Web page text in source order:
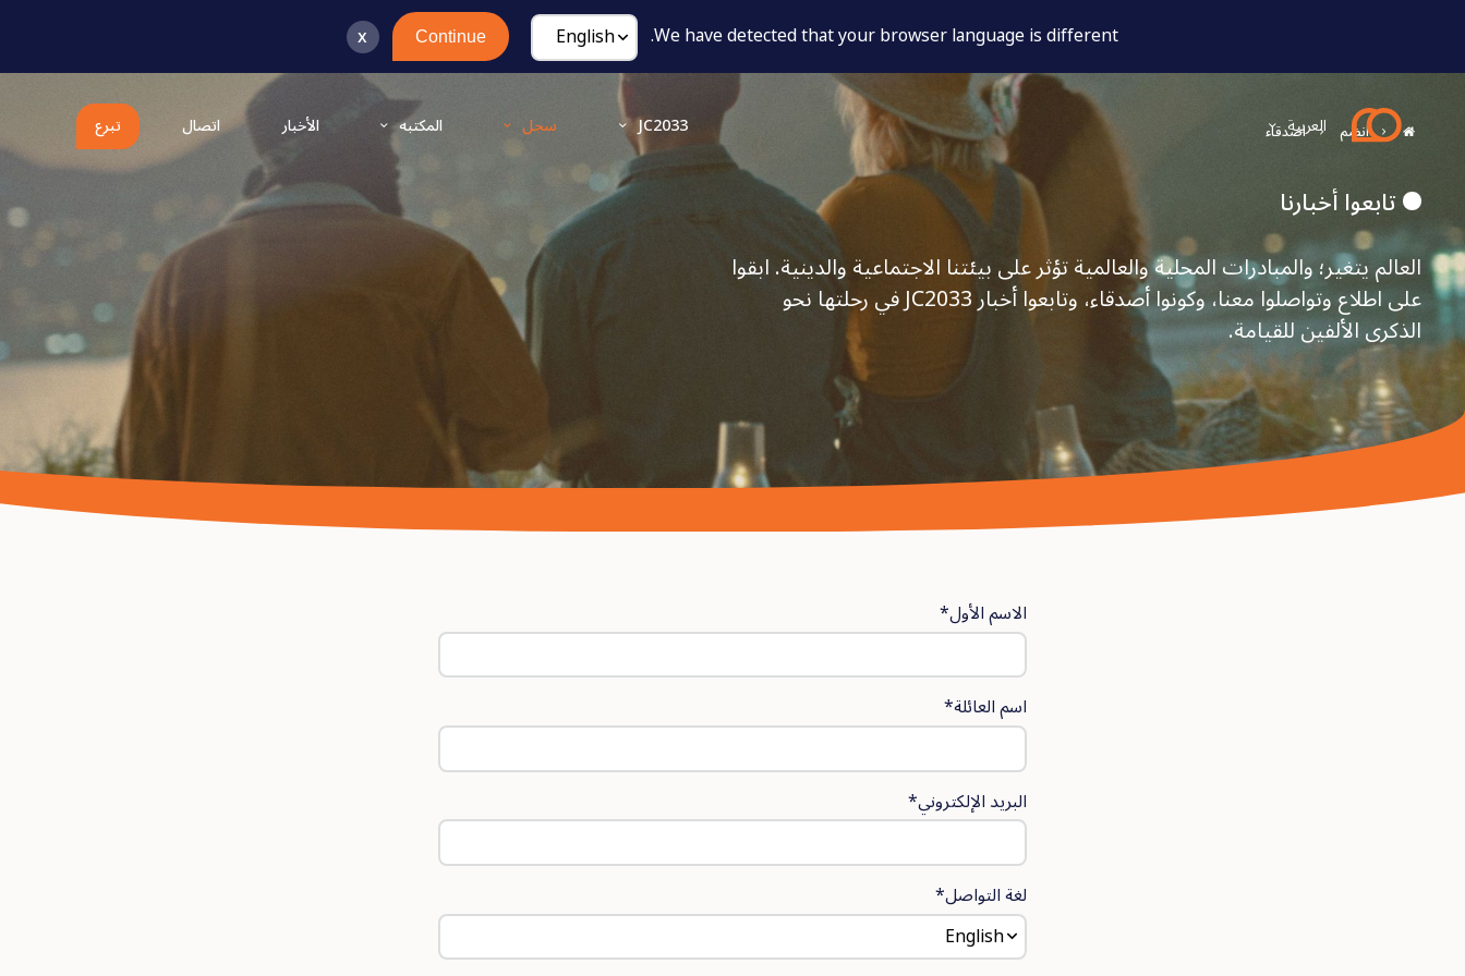
We have detected that your browser language is different.
Continue
x
العربية JC2033 سجل المكتبه الأخبار اتصال تبرع انضم اصدقاء
تابعوا أخبارنا
العالم يتغير؛ والمبادرات المحلية والعالمية تؤثر على بيئتنا الاجتماعية والدينية. ابقوا
على اطلاع وتواصلوا معنا، وكونوا أصدقاء، وتابعوا أخبار JC2033 في رحلتها نحو
الذكرى الألفين للقيامة.
الاسم الأول*
اسم العائلة*
البريد الإلكتروني*
لغة التواصل*